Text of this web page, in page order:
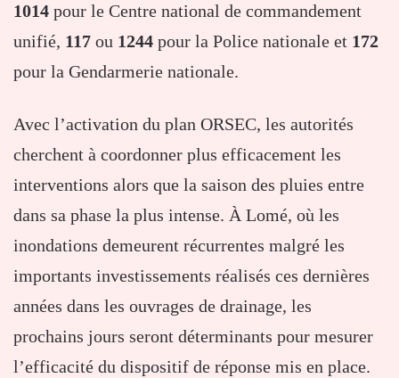
1014 pour le Centre national de commandement
unifié, 117 ou 1244 pour la Police nationale et 172
pour la Gendarmerie nationale.
Avec l’activation du plan ORSEC, les autorités
cherchent à coordonner plus efficacement les
interventions alors que la saison des pluies entre
dans sa phase la plus intense. À Lomé, où les
inondations demeurent récurrentes malgré les
importants investissements réalisés ces dernières
années dans les ouvrages de drainage, les
prochains jours seront déterminants pour mesurer
l’efficacité du dispositif de réponse mis en place.